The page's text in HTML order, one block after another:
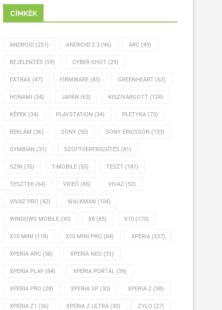
CÍMKÉK
ANDROID (251) ANDROID 2.3 (96) ARC (49)
BEJELENTÉS (59) CYBER-SHOT (29)
EXTRAS (47) FIRMWARE (85) GREENHEART (62)
HONAMI (34) JAPÁN (63) KISZIVÁRGOTT (124)
KÉPEK (34) PLAYSTATION (34) PLETYKA (73)
REKLÁM (36) SONY (50) SONY ERICSSON (133)
SYMBIAN (31) SZOFTVERFRISSÍTÉS (81)
SZÍN (35) T-MOBILE (55) TESZT (181)
TESZTEK (64) VIDEÓ (85) VIVAZ (52)
VIVAZ PRO (42) WALKMAN (104)
WINDOWS MOBILE (30) X8 (85) X10 (170)
X10 MINI (118) X10 MINI PRO (84) XPERIA (537)
XPERIA ARC (38) XPERIA NEO (31)
XPERIA PLAY (84) XPERIA PORTÁL (39)
XPERIA PRO (28) XPERIA SP (30) XPERIA Z (38)
XPERIA Z1 (36) XPERIA Z ULTRA (30) ZYLO (27)